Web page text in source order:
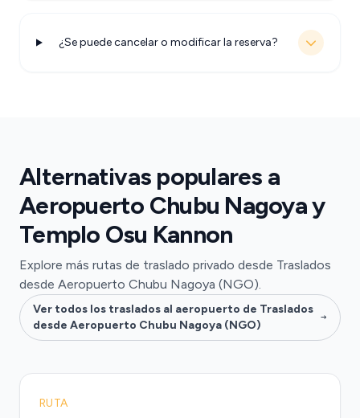
¿Se puede cancelar o modificar la reserva?
Alternativas populares a
Aeropuerto Chubu Nagoya y
Templo Osu Kannon
Explore más rutas de traslado privado desde Traslados
desde Aeropuerto Chubu Nagoya (NGO).
Ver todos los traslados al aeropuerto de Traslados
desde Aeropuerto Chubu Nagoya (NGO)
RUTA